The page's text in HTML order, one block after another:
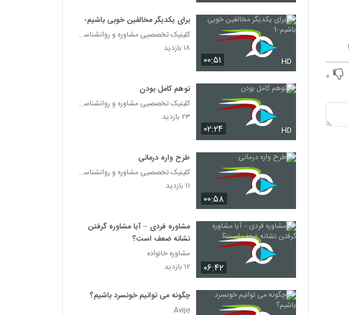
۰
۰۰:۵۱ HD
برای یکدیگر مخالفین خوبی باشیم-1
کلینیک تخصصیی مشاوره و روانشناسی خانواده ایرانی
۱۸ بازدید
۰۲:۲۴ HD
توهم کامل بودن
کلینیک تخصصیی مشاوره و روانشناسی خانواده ایرانی
۲۳ بازدید
۰۰:۵۸
طرح‌‌ واره درمانی
کلینیک تخصصیی مشاوره و روانشناسی خانواده ایرانی
۱۱ بازدید
۰۶:۴۲
مشاوره فردی – آیا مشاوره گرفتن
نشانه ضعف است؟
مشاوره خانواده
۱۲ بازدید
چگونه می توانیم خونسرد باشیم؟
Avije